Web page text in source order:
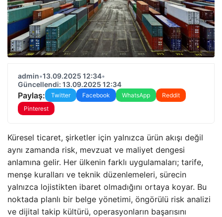
admin•13.09.2025 12:34•
Güncellendi: 13.09.2025 12:34
Paylaş: Twitter Facebook WhatsApp
Reddit
Pinterest
Küresel ticaret, şirketler için yalnızca ürün akışı değil
aynı zamanda risk, mevzuat ve maliyet dengesi
anlamına gelir. Her ülkenin farklı uygulamaları; tarife,
menşe kuralları ve teknik düzenlemeleri, sürecin
yalnızca lojistikten ibaret olmadığını ortaya koyar. Bu
noktada planlı bir belge yönetimi, öngörülü risk analizi
ve dijital takip kültürü, operasyonların başarısını